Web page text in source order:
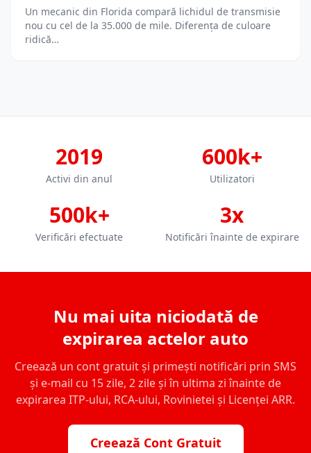
Un mecanic din Florida compară lichidul de transmisie
nou cu cel de la 35.000 de mile. Diferența de culoare
ridică…
2019
Activi din anul
600k+
Utilizatori
500k+
Verificări efectuate
3x
Notificări înainte de expirare
Nu mai uita niciodată de
expirarea actelor auto
Creează un cont gratuit și primești notificări prin SMS
și e-mail cu 15 zile, 2 zile și în ultima zi înainte de
expirarea ITP-ului, RCA-ului, Rovinietei și Licenței ARR.
Creează Cont Gratuit